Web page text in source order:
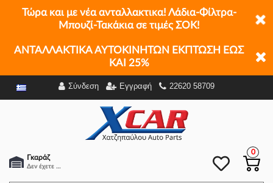
Τώρα και με νέα ανταλλακτικα! Λάδια-Φίλτρα-
Μπουζί-Τακάκια σε τιμές ΣΟΚ!
ΑΝΤΑΛΛΑΚΤΙΚΑ ΑΥΤΟΚΙΝΗΤΩΝ ΕΚΠΤΩΣΗ ΕΩΣ
ΚΑΙ 25%
Σύνδεση Εγγραφή 22620 58709
Γκαράζ
Δεν έχετε επιλέξει αμάξι.
0
Φίλτρα